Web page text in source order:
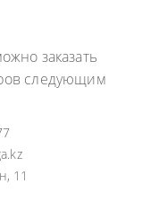
заказать
следующим
11